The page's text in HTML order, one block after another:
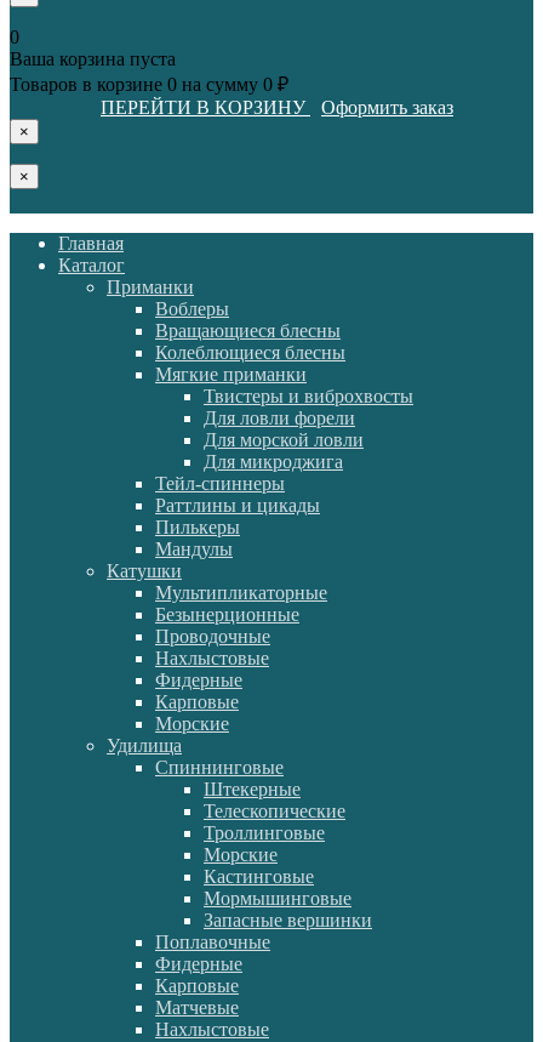
0
Ваша корзина пуста
Товаров в корзине 0 на сумму 0 ₽
ПЕРЕЙТИ В КОРЗИНУ
Оформить заказ
×
×
Главная
Каталог
Приманки
Воблеры
Вращающиеся блесны
Колеблющиеся блесны
Мягкие приманки
Твистеры и виброхвосты
Для ловли форели
Для морской ловли
Для микроджига
Тейл-спиннеры
Раттлины и цикады
Пилькеры
Мандулы
Катушки
Мультипликаторные
Безынерционные
Проводочные
Нахлыстовые
Фидерные
Карповые
Морские
Удилища
Спиннинговые
Штекерные
Телескопические
Троллинговые
Морские
Кастинговые
Мормышинговые
Запасные вершинки
Поплавочные
Фидерные
Карповые
Матчевые
Нахлыстовые